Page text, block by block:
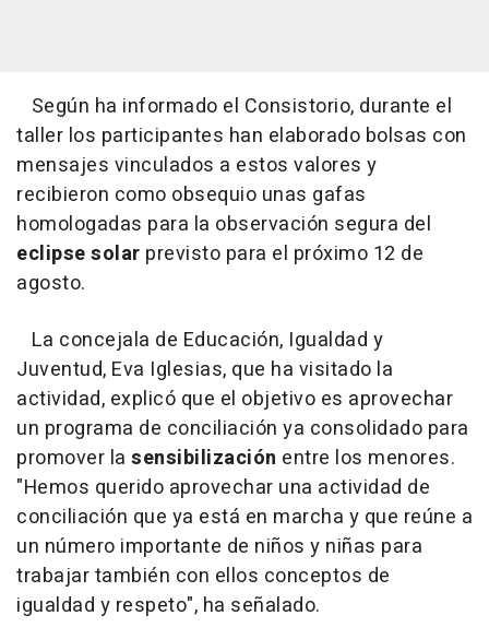
Según ha informado el Consistorio, durante el
taller los participantes han elaborado bolsas con
mensajes vinculados a estos valores y
recibieron como obsequio unas gafas
homologadas para la observación segura del
eclipse solar previsto para el próximo 12 de
agosto.
La concejala de Educación, Igualdad y
Juventud, Eva Iglesias, que ha visitado la
actividad, explicó que el objetivo es aprovechar
un programa de conciliación ya consolidado para
promover la sensibilización entre los menores.
"Hemos querido aprovechar una actividad de
conciliación que ya está en marcha y que reúne a
un número importante de niños y niñas para
trabajar también con ellos conceptos de
igualdad y respeto", ha señalado.